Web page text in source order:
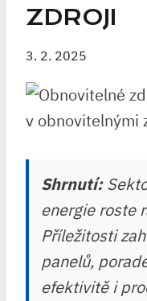
ZDROJI
3. 2. 2025
Shrnutí:
energie roste
Příležitosti
panelů,
efektivitě i